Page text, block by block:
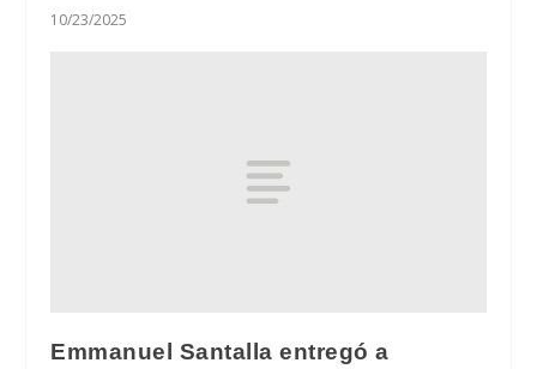
10/23/2025
Emmanuel Santalla entregó a